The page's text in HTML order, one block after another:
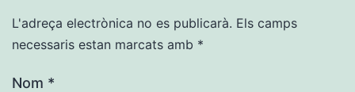
L'adreça electrònica no es publicarà. Els camps
necessaris estan marcats amb *
Nom *